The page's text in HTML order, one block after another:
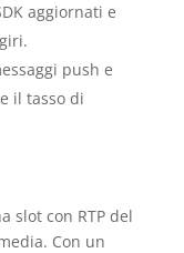
aggiornati e
push e
il tasso di
slot con RTP del
Con un